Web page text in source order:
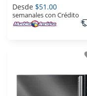
Desde $51.00
semanales con Crédito